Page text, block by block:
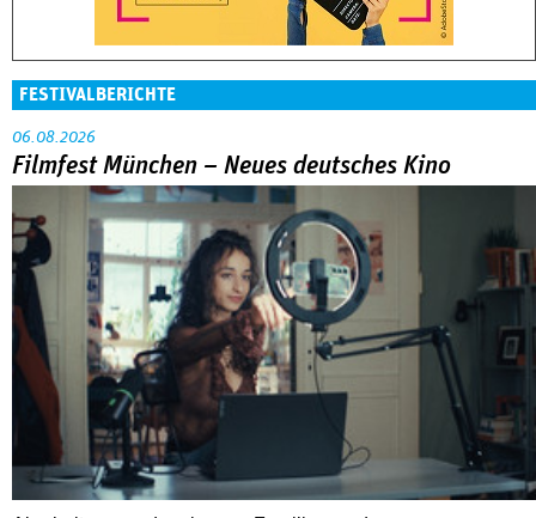
FESTIVALBERICHTE
06.08.2026
Filmfest München – Neues deutsches Kino